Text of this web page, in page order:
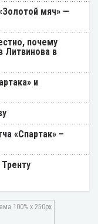
мяч» —
почему
Литвинова в
и
«Спартак» –